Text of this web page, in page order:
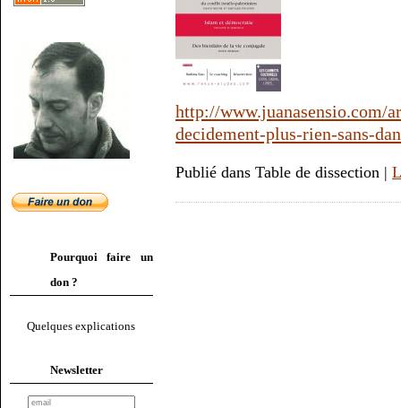
Pourquoi faire un
don ?
Quelques explications
Newsletter
http://www.juanasensio.com/
decidement-plus-rien-sans-
Publié dans Table de dissection |